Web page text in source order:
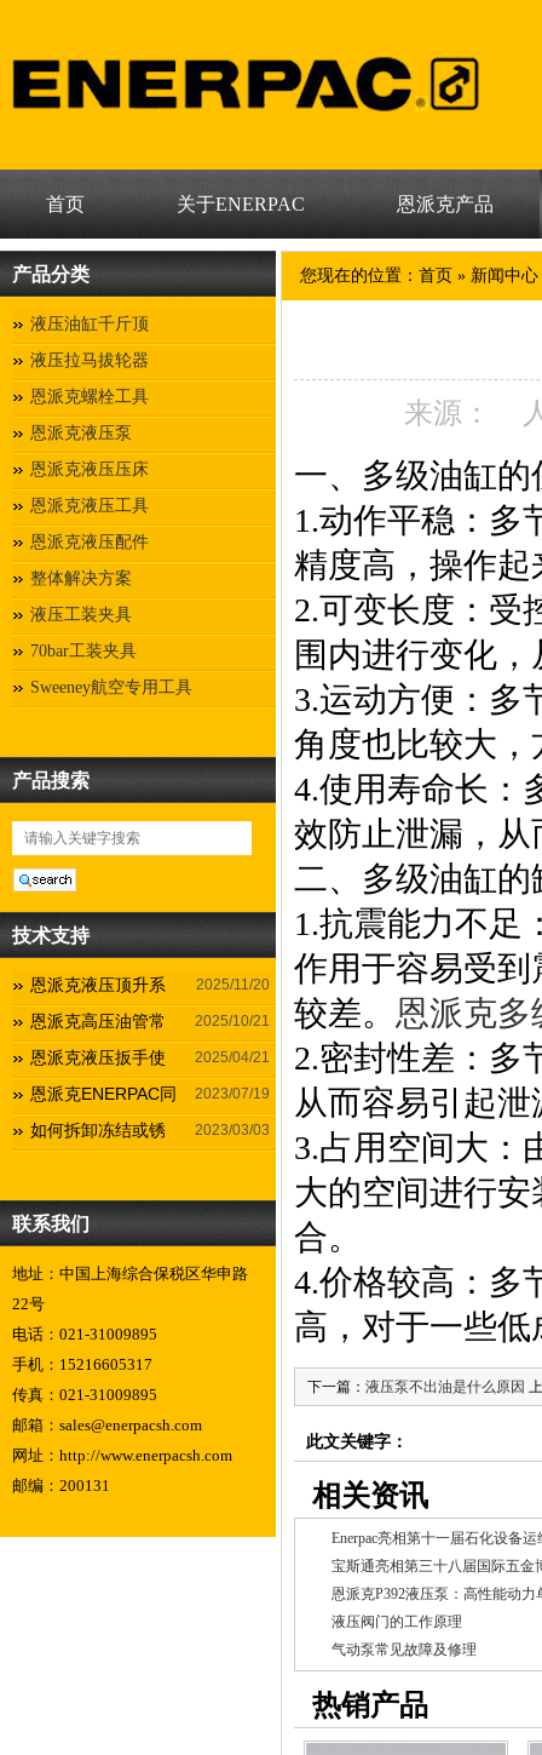
首页 关于ENERPAC 恩派克产品
产品分类
液压油缸千斤顶
液压拉马拔轮器
恩派克螺栓工具
恩派克液压泵
恩派克液压压床
恩派克液压工具
恩派克液压配件
整体解决方案
液压工装夹具
70bar工装夹具
Sweeney航空专用工具
产品搜索
技术支持
2025/11/20
恩派克液压顶升系
2025/10/21
恩派克高压油管常
2025/04/21
恩派克液压扳手使
2023/07/19
恩派克ENERPAC同
2023/03/03
如何拆卸冻结或锈
联系我们
地址：中国上海综合保税区华申路
22号
电话：021-31009895
手机：15216605317
传真：021-31009895
邮箱：sales@enerpacsh.com
网址：http://www.enerpacsh.com
邮编：200131
您现在的位置： 首页 » 新闻中心
来源：
一、多级油缸的
1.动作平稳：多
精度高，操作
2.可变长度：受
围内进行变化
3.运动方便：多
角度也比较大
4.使用寿命长：
效防止泄漏，
二、多级油缸的
1.抗震能力不足
作用于容易受
较差。 恩派克多
2.密封性差：多
从而容易引起
3.占用空间大：
大的空间进行
合。
4.价格较高：多
高，对于一些
下一篇： 液压泵不出油是什么原因
此文关键字：
相关资讯
Enerpac亮相第十一届石化设备
恩派克P392液压泵：高性能动力
液压阀门的工作原理
气动泵常见故障及修理
热销产品